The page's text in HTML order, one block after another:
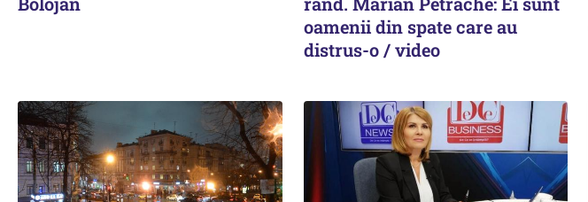
oamenii din spate care au
distrus-o / video